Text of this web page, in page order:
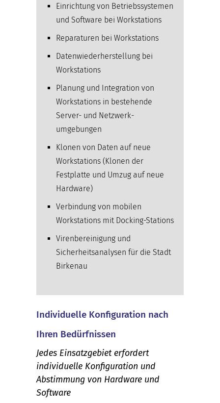
Einrichtung von Betriebssystemen
und Software bei Workstations
Reparaturen bei Workstations
Datenwiederherstellung bei
Workstations
Planung und Integration von
Workstations in bestehende
Server- und Netzwerk­
umgebungen
Klonen von Daten auf neue
Workstations (Klonen der
Festplatte und Umzug auf neue
Hardware)
Verbindung von mobilen
Workstations mit Docking-Stations
Virenbereinigung und
Sicherheitsanalysen für die Stadt
Birkenau
Individuelle Konfiguration nach
Ihren Bedürfnissen
Jedes Einsatzgebiet erfordert
individuelle Konfiguration und
Abstimmung von Hardware und
Software